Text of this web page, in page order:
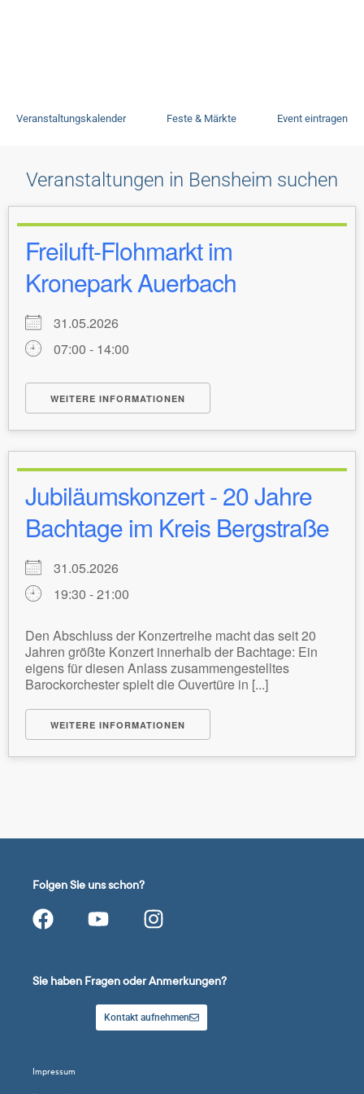
Veranstaltungskalender Feste & Märkte Event eintragen
Veranstaltungen in Bensheim suchen
Freiluft-Flohmarkt im
Kronepark Auerbach
31.05.2026
07:00 - 14:00
WEITERE INFORMATIONEN
Jubiläumskonzert - 20 Jahre
Bachtage im Kreis Bergstraße
31.05.2026
19:30 - 21:00
Den Abschluss der Konzertreihe macht das seit 20
Jahren größte Konzert innerhalb der Bachtage: Ein
eigens für diesen Anlass zusammengestelltes
Barockorchester spielt die Ouvertüre in [...]
WEITERE INFORMATIONEN
Folgen Sie uns schon?
Sie haben Fragen oder Anmerkungen?
Kontakt aufnehmen
Impressum